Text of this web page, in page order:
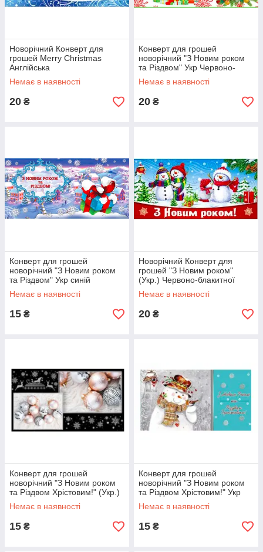
Новорічний Конверт для
грошей Merry Christmas
Англійська
Немає в наявності
20 ₴
Конверт для грошей
новорічний "З Новим роком
та Різдвом" Укр Червоно-
блакитний
Немає в наявності
20 ₴
Конверт для грошей
новорічний "З Новим роком
та Різдвом" Укр синій
Немає в наявності
15 ₴
Новорічний Конверт для
грошей "З Новим роком"
(Укр.) Червоно-блакитної
(малюнок Сніговики)
Немає в наявності
20 ₴
Конверт для грошей
новорічний "З Новим роком
та Різдвом Хрістовим!" (Укр.)
Чорний
Немає в наявності
15 ₴
Конверт для грошей
новорічний "З Новим роком
та Різдвом Хрістовим!" Укр
(М'ятний)
Немає в наявності
15 ₴